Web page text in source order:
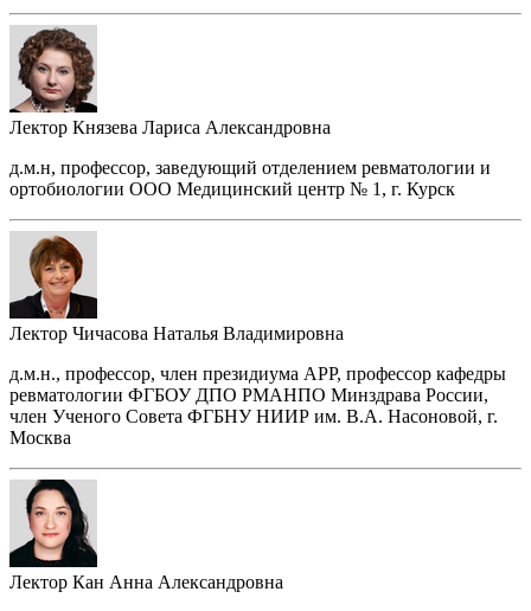
Лектор Князева Лариса Александровна
д.м.н, профессор, заведующий отделением ревматологии и
ортобиологии ООО Медицинский центр № 1, г. Курск
Лектор Чичасова Наталья Владимировна
д.м.н., профессор, член президиума АРР, профессор кафедры
ревматологии ФГБОУ ДПО РМАНПО Минздрава России,
член Ученого Совета ФГБНУ НИИР им. В.А. Насоновой, г.
Москва
Лектор Кан Анна Александровна